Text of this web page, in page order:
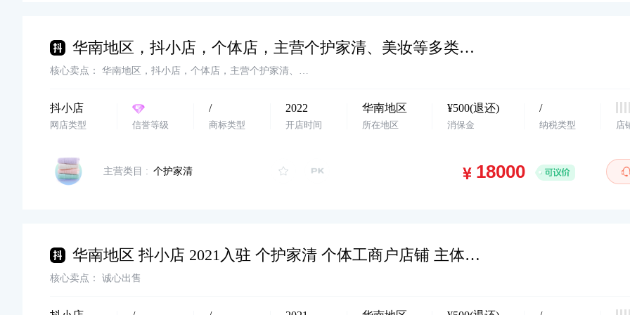
华南地区，抖小店，个体店，主营个护家清、美妆等多类目，1粉钻，22年入驻，诚心出售…
核心卖点： 华南地区，抖小店，个体店，主营个护家清、美妆等多类目，1粉钻，22年入驻，诚心出售
抖小店
网店类型 信誉等级
/
商标类型
2022
开店时间
华南地区
所在地区
¥500(退还)
消保金
/
纳税类型 店
主营类目 : 个护家清
华南地区 抖小店 2021入驻 个护家清 个体工商户店铺 主体变更 诚心出售 欢迎咨询…
核心卖点： 诚心出售